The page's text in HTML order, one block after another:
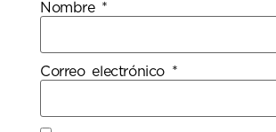
Nombre *
Correo electrónico *